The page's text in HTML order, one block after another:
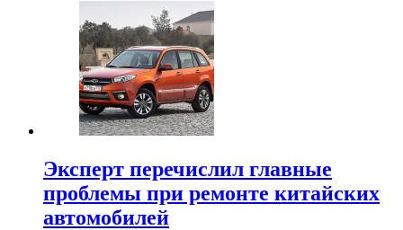
Эксперт перечислил главные
проблемы при ремонте китайских
автомобилей